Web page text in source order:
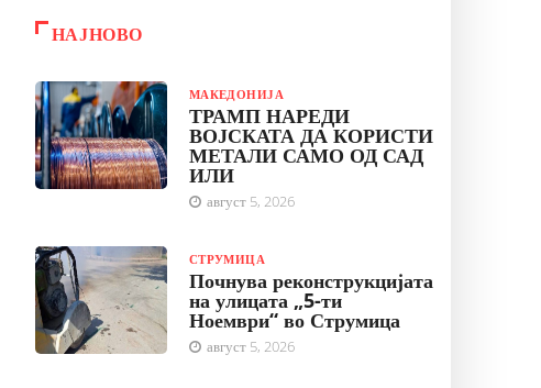
НАЈНОВО
МАКЕДОНИЈА
ТРАМП НАРЕДИ
ВОЈСКАТА ДА КОРИСТИ
МЕТАЛИ САМО ОД САД
ИЛИ
август 5, 2026
СТРУМИЦА
Почнува реконструкцијата
на улицата „5-ти
Ноември“ во Струмица
август 5, 2026